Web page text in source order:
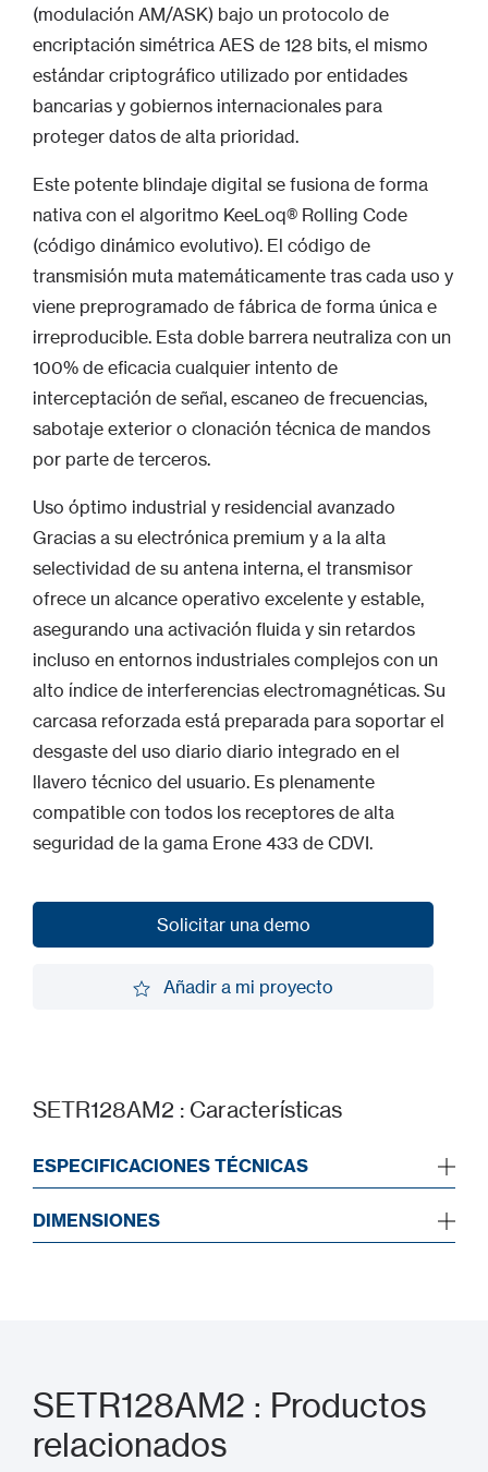
(modulación AM/ASK) bajo un protocolo de
encriptación simétrica AES de 128 bits, el mismo
estándar criptográfico utilizado por entidades
bancarias y gobiernos internacionales para
proteger datos de alta prioridad.
Este potente blindaje digital se fusiona de forma
nativa con el algoritmo KeeLoq® Rolling Code
(código dinámico evolutivo). El código de
transmisión muta matemáticamente tras cada uso y
viene preprogramado de fábrica de forma única e
irreproducible. Esta doble barrera neutraliza con un
100% de eficacia cualquier intento de
interceptación de señal, escaneo de frecuencias,
sabotaje exterior o clonación técnica de mandos
por parte de terceros.
Uso óptimo industrial y residencial avanzado
Gracias a su electrónica premium y a la alta
selectividad de su antena interna, el transmisor
ofrece un alcance operativo excelente y estable,
asegurando una activación fluida y sin retardos
incluso en entornos industriales complejos con un
alto índice de interferencias electromagnéticas. Su
carcasa reforzada está preparada para soportar el
desgaste del uso diario diario integrado en el
llavero técnico del usuario. Es plenamente
compatible con todos los receptores de alta
seguridad de la gama Erone 433 de CDVI.
Solicitar una demo
Añadir a mi proyecto
SETR128AM2 : Características
ESPECIFICACIONES TÉCNICAS
DIMENSIONES
SETR128AM2 : Productos
relacionados